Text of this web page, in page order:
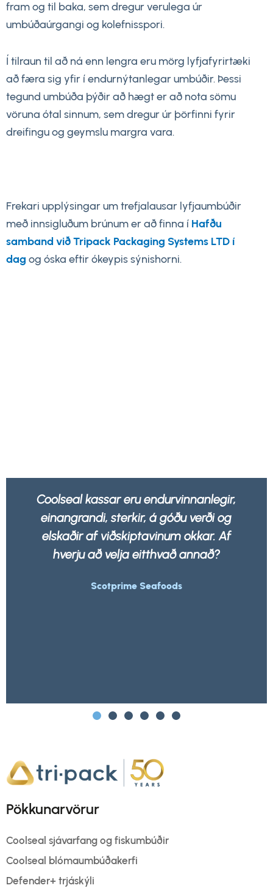
fram og til baka, sem dregur verulega úr
umbúðaúrgangi og kolefnisspori.
Í tilraun til að ná enn lengra eru mörg lyfjafyrirtæki
að færa sig yfir í endurnýtanlegar umbúðir. Þessi
tegund umbúða þýðir að hægt er að nota sömu
vöruna ótal sinnum, sem dregur úr þörfinni fyrir
dreifingu og geymslu margra vara.
Frekari upplýsingar um trefjalausar lyfjaumbúðir
með innsigluðum brúnum er að finna í Hafðu
samband við Tripack Packaging Systems LTD í
dag og óska eftir ókeypis sýnishorni.
Okkur líður betur að vita að allar
okkar eru ekki aðeins sterkar og
heldur 100% endurvinnanlegar af
úrgangsfyrirtæki sem er.
Morrisons
Pökkunarvörur
Coolseal sjávarfang og fiskumbúðir
Coolseal blómaumbúðakerfi
Defender+ trjáskýli